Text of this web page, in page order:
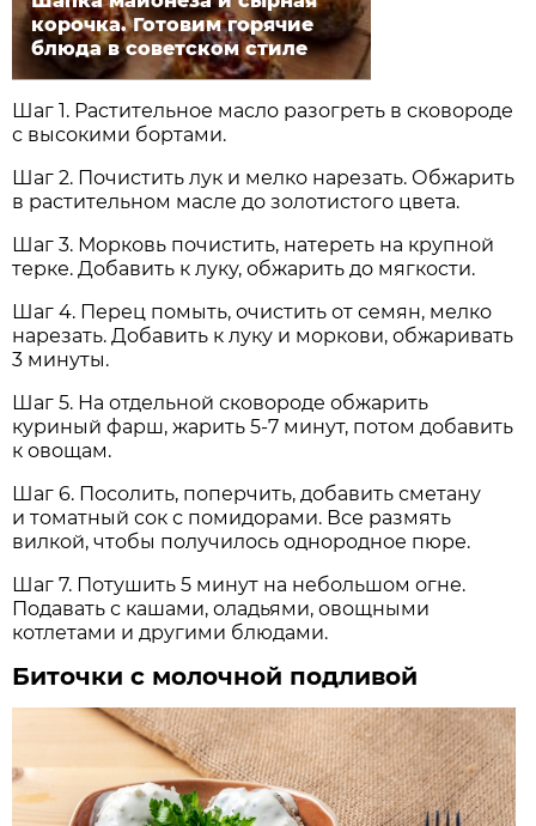
корочка. Готовим горячие
блюда в советском стиле
Шаг 1. Растительное масло разогреть в сковороде
с высокими бортами.
Шаг 2. Почистить лук и мелко нарезать. Обжарить
в растительном масле до золотистого цвета.
Шаг 3. Морковь почистить, натереть на крупной
терке. Добавить к луку, обжарить до мягкости.
Шаг 4. Перец помыть, очистить от семян, мелко
нарезать. Добавить к луку и моркови, обжаривать
3 минуты.
Шаг 5. На отдельной сковороде обжарить
куриный фарш, жарить 5-7 минут, потом добавить
к овощам.
Шаг 6. Посолить, поперчить, добавить сметану
и томатный сок с помидорами. Все размять
вилкой, чтобы получилось однородное пюре.
Шаг 7. Потушить 5 минут на небольшом огне.
Подавать с кашами, оладьями, овощными
котлетами и другими блюдами.
Биточки с молочной подливой